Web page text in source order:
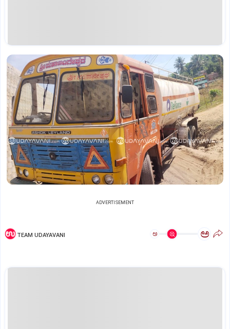
ADVERTISEMENT
TEAM UDAYAVANI ಅ ಅ